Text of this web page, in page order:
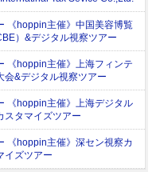
《hoppin主催》中国美容博覧
）&デジタル視察ツアー
《hoppin主催》上海フィンテ
会&デジタル視察ツアー
《hoppin主催》上海デジタル
スタマイズツアー
《hoppin主催》深セン視察カ
イズツアー